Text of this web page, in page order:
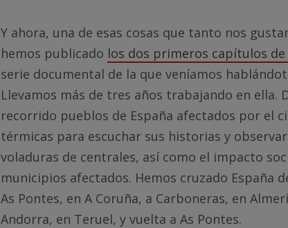
Y ahora, una de esas cosas que tanto nos
hemos publicado los dos primeros capítulos
serie documental de la que veníamos
Llevamos más de tres años trabajando en ella.
recorrido pueblos de España afectados por el
térmicas para escuchar sus historias y
voladuras de centrales, así como el impacto
municipios afectados. Hemos cruzado España
As Pontes, en A Coruña, a Carboneras, en
Andorra, en Teruel, y vuelta a As Pontes.